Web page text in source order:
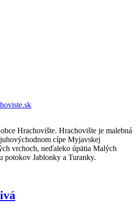
Hrachovište. Hrachovište je malebná
cípe Myjavskej
vrchoch, neďaleko úpätia Malých
potokov Jablonky a Turanky.